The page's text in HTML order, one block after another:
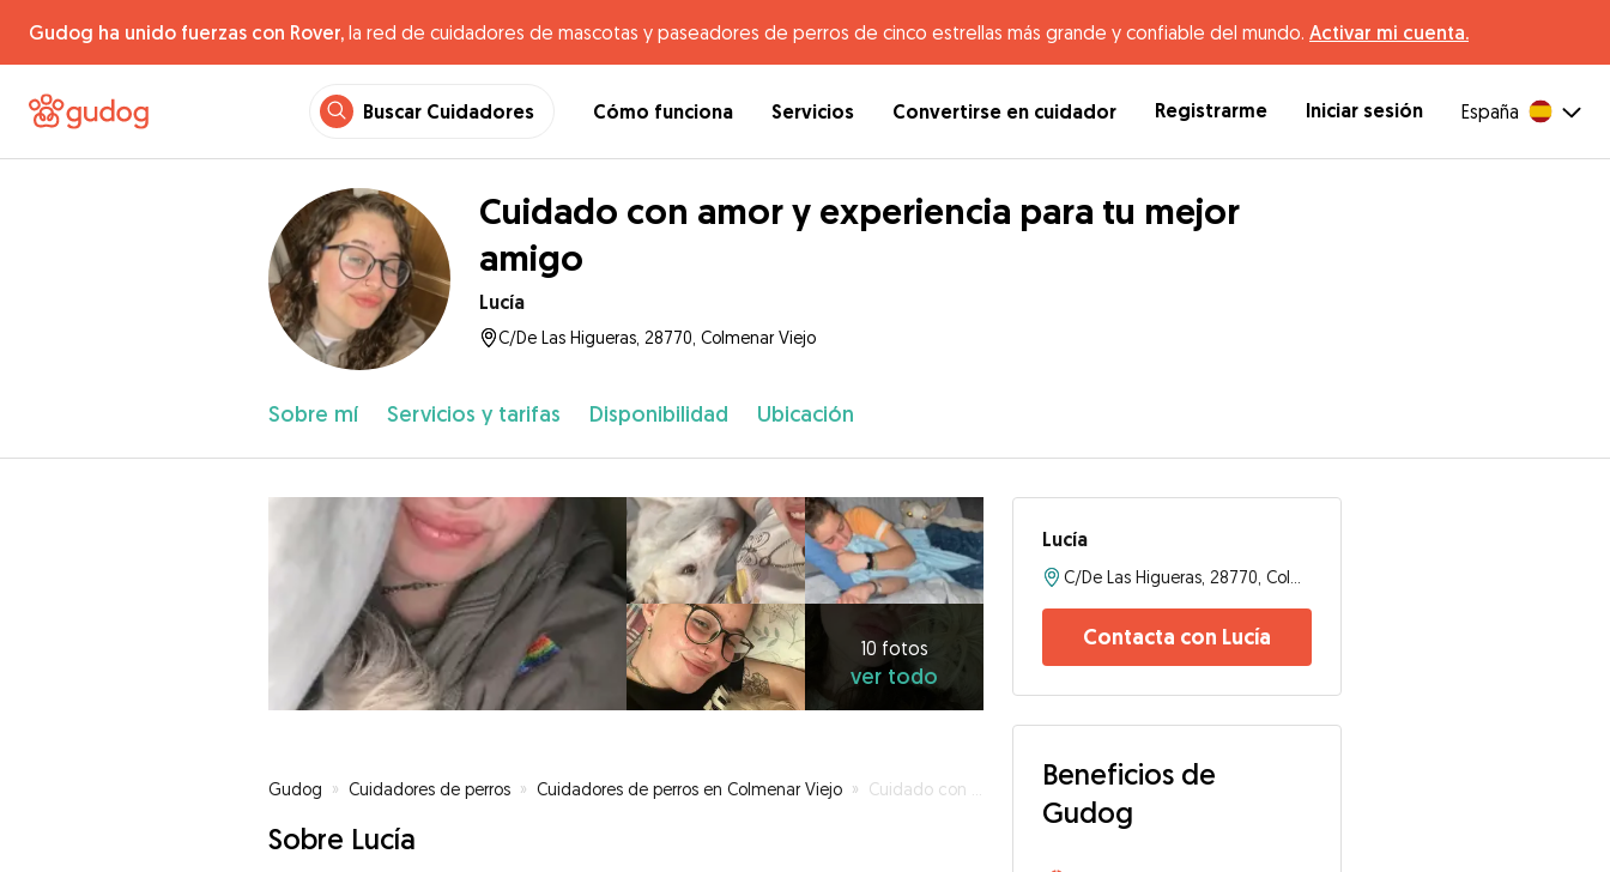
Gudog ha unido fuerzas con Rover, la red de cuidadores de mascotas y paseadores de perros de cinco estrellas más grande y confiable del mundo. Activar mi cuenta.
Buscar Cuidadores Cómo funciona Servicios Convertirse en cuidador Registrarme Iniciar sesión España
Cuidado con amor y experiencia para tu mejor
amigo
Lucía
C/De Las Higueras, 28770, Colmenar Viejo
Sobre mí Servicios y tarifas Disponibilidad Ubicación
10 fotos
ver todo
Gudog » Cuidadores de perros » Cuidadores de perros en Colmenar Viejo » Cuidado con amor y experiencia para tu mejor amigo
Sobre Lucía
Lucía
Contacta con Lucía
Beneficios de
Gudog